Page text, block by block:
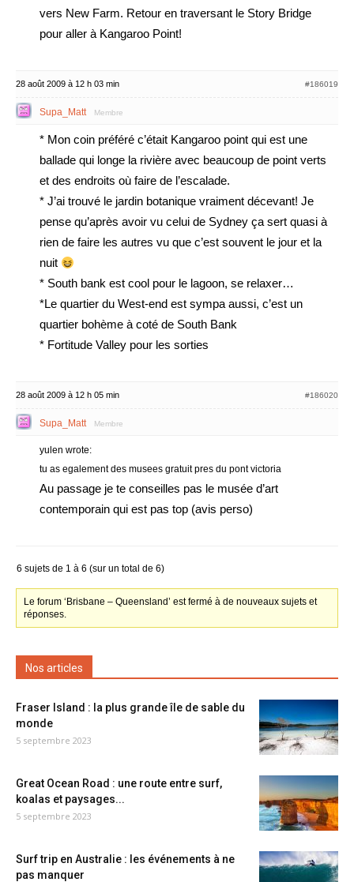
vers New Farm. Retour en traversant le Story Bridge
pour aller à Kangaroo Point!
28 août 2009 à 12 h 03 min #186019
Supa_Matt Membre
* Mon coin préféré c’était Kangaroo point qui est une
ballade qui longe la rivière avec beaucoup de point verts
et des endroits où faire de l’escalade.
* J’ai trouvé le jardin botanique vraiment décevant! Je
pense qu’après avoir vu celui de Sydney ça sert quasi à
rien de faire les autres vu que c’est souvent le jour et la
nuit
* South bank est cool pour le lagoon, se relaxer…
*Le quartier du West-end est sympa aussi, c’est un
quartier bohème à coté de South Bank
* Fortitude Valley pour les sorties
28 août 2009 à 12 h 05 min #186020
Supa_Matt Membre
yulen wrote:
tu as egalement des musees gratuit pres du pont victoria
Au passage je te conseilles pas le musée d’art
contemporain qui est pas top (avis perso)
6 sujets de 1 à 6 (sur un total de 6)
Le forum ‘Brisbane – Queensland’ est fermé à de nouveaux sujets et
réponses.
Nos articles
Fraser Island : la plus grande île de sable du
monde
5 septembre 2023
Great Ocean Road : une route entre surf,
koalas et paysages...
5 septembre 2023
Surf trip en Australie : les événements à ne
pas manquer